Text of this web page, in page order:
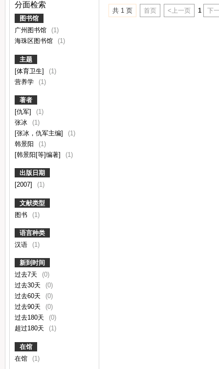
分面检索
图书馆
广州图书馆
(1)
海珠区图书馆
(1)
主题
[体育卫生]
(1)
营养学
(1)
著者
[仇军]
(1)
张冰
(1)
[张冰，仇军主编]
(1)
韩景阳
(1)
[韩景阳[等]编著]
(1)
出版日期
[2007]
(1)
文献类型
图书
(1)
语言种类
汉语
(1)
新到时间
过去7天
(0)
过去30天
(0)
过去60天
(0)
过去90天
(0)
过去180天
(0)
超过180天
(1)
在馆
在馆
(1)
共 1 页 首页 <上一页 1 下